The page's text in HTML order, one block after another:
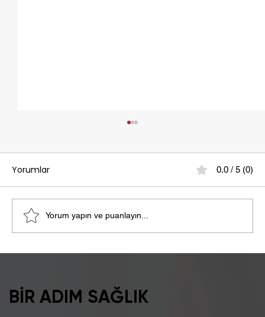
Yorumlar 0.0 / 5 (0)
Yorum yapın ve puanlayın...
BİR ADIM SAĞLIK